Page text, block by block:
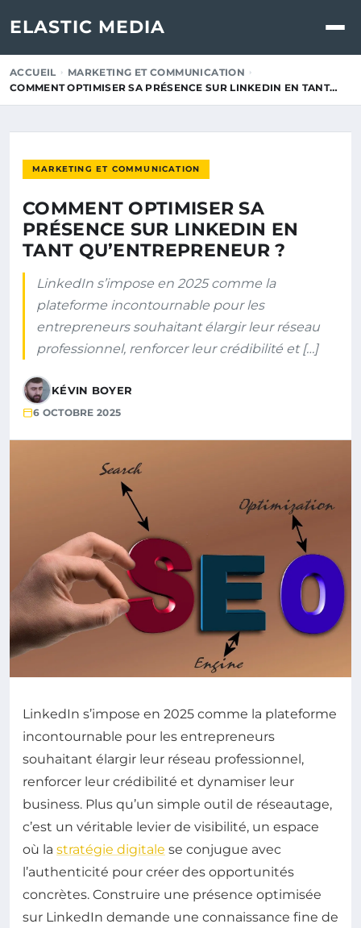
ELASTIC MEDIA
ACCUEIL
MARKETING ET COMMUNICATION
COMMENT OPTIMISER SA PRÉSENCE SUR LINKEDIN EN TANT…
MARKETING ET COMMUNICATION
COMMENT OPTIMISER SA
PRÉSENCE SUR LINKEDIN EN
TANT QU’ENTREPRENEUR ?
LinkedIn s’impose en 2025 comme la
plateforme incontournable pour les
entrepreneurs souhaitant élargir leur réseau
professionnel, renforcer leur crédibilité et […]
KÉVIN BOYER
6 OCTOBRE 2025
LinkedIn s’impose en 2025 comme la plateforme
incontournable pour les entrepreneurs
souhaitant élargir leur réseau professionnel,
renforcer leur crédibilité et dynamiser leur
business. Plus qu’un simple outil de réseautage,
c’est un véritable levier de visibilité, un espace
où la stratégie digitale se conjugue avec
l’authenticité pour créer des opportunités
concrètes. Construire une présence optimisée
sur LinkedIn demande une connaissance fine de